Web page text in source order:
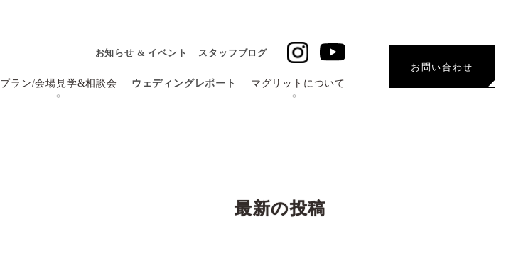
お知らせ & イベント スタッフブログ
プラン/会場見学&相談会 ウェディングレポート マグリットについて
お問い合わせ
最新の投稿